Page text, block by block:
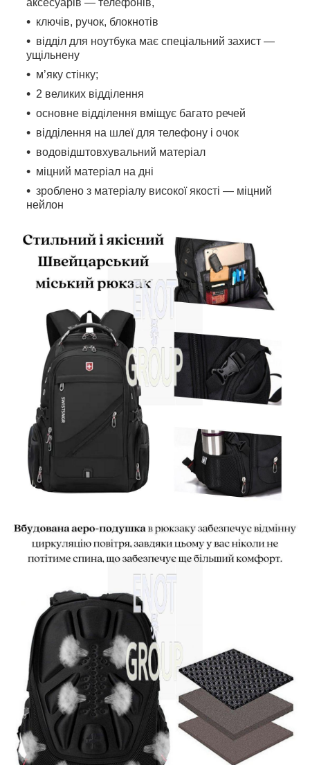
ключів, ручок, блокнотів
відділ для ноутбука має спеціальний захист ―
ущільнену
м’яку стінку;
2 великих відділення
основне відділення вміщує багато речей
відділення на шлеї для телефону і очок
водовідштовхувальний матеріал
міцний матеріал на дні
зроблено з матеріалу високої якості ― міцний
нейлон